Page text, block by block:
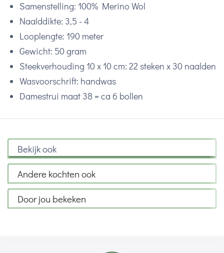
Samenstelling: 100% Merino Wol
Naalddikte: 3,5 - 4
Looplengte: 190 meter
Gewicht: 50 gram
Steekverhouding 10 x 10 cm: 22 steken x 30 naalden
Wasvoorschrift: handwas
Damestrui maat 38 = ca 6 bollen
Bekijk ook
Andere kochten ook
Door jou bekeken